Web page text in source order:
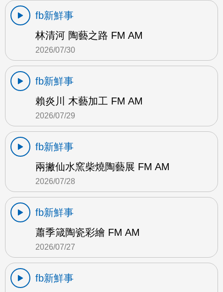
fb新鮮事
林清河 陶藝之路 FM AM
2026/07/30
fb新鮮事
賴炎川 木藝加工 FM AM
2026/07/29
fb新鮮事
兩撇仙水窯柴燒陶藝展 FM AM
2026/07/28
fb新鮮事
蕭季箴陶瓷彩繪 FM AM
2026/07/27
fb新鮮事